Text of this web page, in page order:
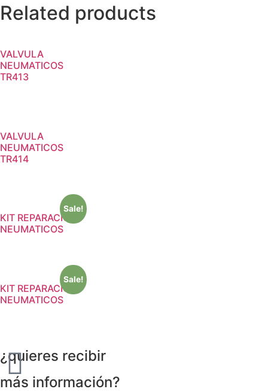
Related products
VALVULA
NEUMATICOS
TR413
VALVULA
NEUMATICOS
TR414
Sale!
KIT REPARACION
NEUMATICOS
Sale!
KIT REPARACION
NEUMATICOS
¿quieres recibir
más información?